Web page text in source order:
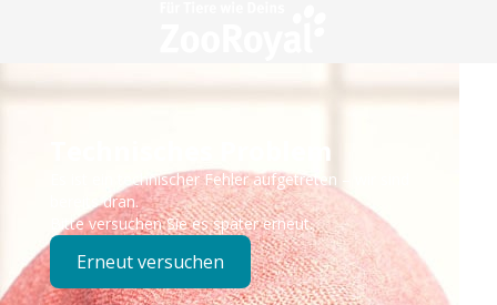
Technisches Problem
Es ist ein technischer Fehler aufgetreten – wir sind
bereits dran.
Bitte versuchen Sie es später erneut.
Erneut versuchen